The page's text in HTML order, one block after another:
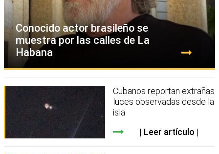
Conocido actor brasileño se
muestra por las calles de La
Habana
Cubanos reportan extrañas
luces observadas desde la
isla
Leer artículo